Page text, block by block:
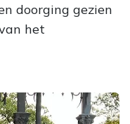
doorging gezien
het